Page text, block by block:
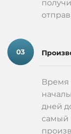
AIB-Group —
Обращайтесь к
полностью
Время
дней
самый